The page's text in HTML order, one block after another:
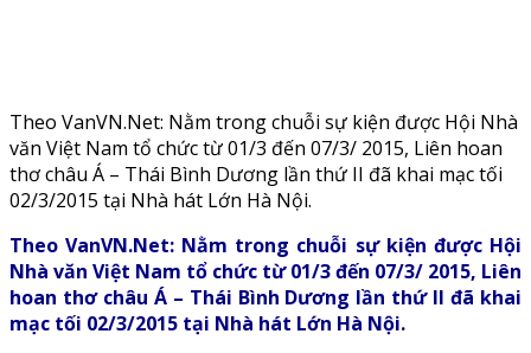
Theo VanVN.Net: Nằm trong chuỗi sự kiện được Hội Nhà
văn Việt Nam tổ chức từ 01/3 đến 07/3/ 2015, Liên hoan
thơ châu Á – Thái Bình Dương lần thứ II đã khai mạc tối
02/3/2015 tại Nhà hát Lớn Hà Nội.
Theo VanVN.Net: Nằm trong chuỗi sự kiện được Hội
Nhà văn Việt Nam tổ chức từ 01/3 đến 07/3/ 2015, Liên
hoan thơ châu Á – Thái Bình Dương lần thứ II đã khai
mạc tối 02/3/2015 tại Nhà hát Lớn Hà Nội.